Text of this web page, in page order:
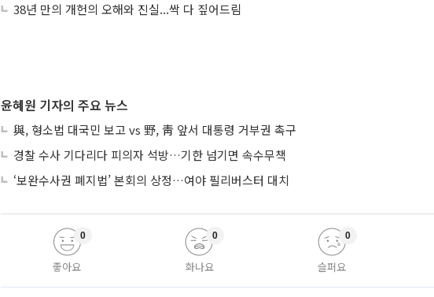
38년 만의 개헌의 오해와 진실...싹 다 짚어드림
윤혜원 기자의 주요 뉴스
與, 형소법 대국민 보고 vs 野, 靑 앞서 대통령 거부권 촉구
경찰 수사 기다리다 피의자 석방…기한 넘기면 속수무책
‘보완수사권 폐지법’ 본회의 상정…여야 필리버스터 대치
좋아요
0
화나요
0
슬퍼요
0